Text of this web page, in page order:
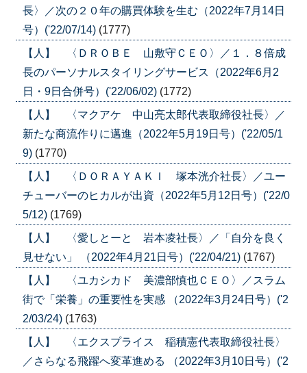
長〉／次の２０年の購買体験を生む（2022年7月14日
号）('22/07/14) (1777)
【人】 〈ＤＲＯＢＥ 山敷守ＣＥＯ〉／１．８倍成
長のパーソナルスタイリングサービス（2022年6月2
日・9日合併号）('22/06/02) (1772)
【人】 〈マクアケ 中山亮太郎代表取締役社長〉／
新たな商流作りに邁進（2022年5月19日号）('22/05/1
9) (1770)
【人】 〈ＤＯＲＡＹＡＫＩ 塚本洸介社長〉／ユー
チューバーのヒカルが出資（2022年5月12日号）('22/0
5/12) (1769)
【人】 〈愛しとーと 岩本凌社長〉／「自分を良く
見せない」 （2022年4月21日号）('22/04/21) (1767)
【人】 〈ユカシカド 美濃部慎也ＣＥＯ〉／スラム
街で「栄養」の重要性を実感 （2022年3月24日号）('2
2/03/24) (1763)
【人】 〈エクスプライス 稲積憲代表取締役社長〉
／さらなる飛躍へ変革進める （2022年3月10日号）('2